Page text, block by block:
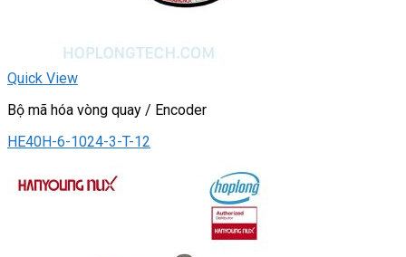
Quick View
Bộ mã hóa vòng quay / Encoder
HE40H-6-1024-3-T-12